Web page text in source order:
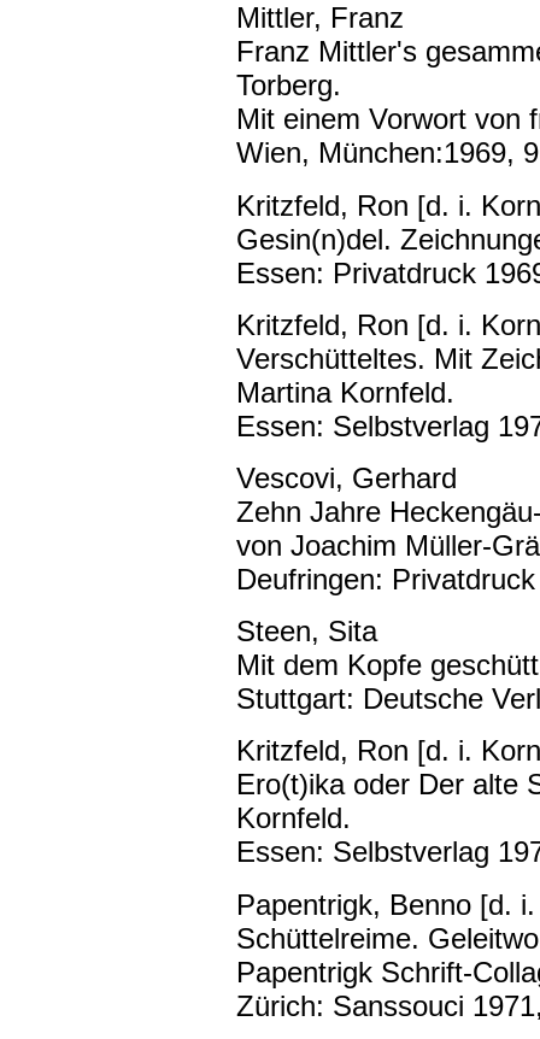
Mittler, Franz
Franz Mittler's
Torberg.
Mit einem Vorwort von
Wien, München:1969,
Kritzfeld, Ron [d. i.
Gesin(n)del.
Essen: Privatdruck
Kritzfeld, Ron [d. i.
Verschütteltes. Mit
Martina Kornfeld.
Essen: Selbstverlag
Vescovi, Gerhard
Zehn Jahre
von Joachim Müller-
Deufringen:
Steen, Sita
Mit dem Kopfe
Stuttgart: Deutsche
Kritzfeld, Ron [d. i.
Ero(t)ika oder Der alte
Kornfeld.
Essen: Selbstverlag
Papentrigk, Benno [d.
Schüttelreime.
Papentrigk Schrift-
Zürich: Sanssouci